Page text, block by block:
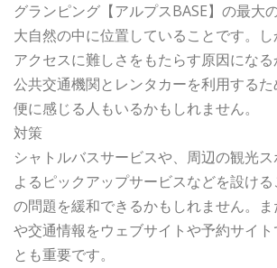
グランピング【アルプスBASE】の最大
大自然の中に位置していることです。
アクセスに難しさをもたらす原因になる
公共交通機関とレンタカーを利用する
便に感じる人もいるかもしれません。
対策
シャトルバスサービスや、周辺の観光
よるピックアップサービスなどを設け
の問題を緩和できるかもしれません。
や交通情報をウェブサイトや予約サイ
とも重要です。